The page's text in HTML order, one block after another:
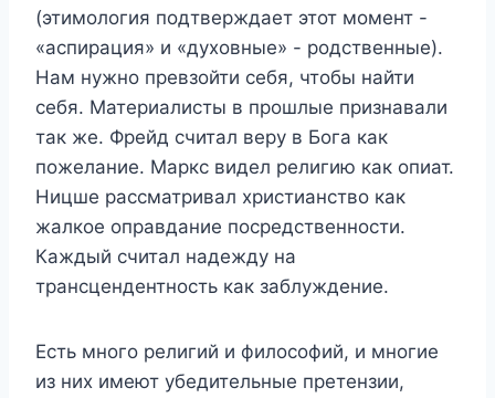
(этимология подтверждает этот момент -
«аспирация» и «духовные» - родственные).
Нам нужно превзойти себя, чтобы найти
себя. Материалисты в прошлые признавали
так же. Фрейд считал веру в Бога как
пожелание. Маркс видел религию как опиат.
Ницше рассматривал христианство как
жалкое оправдание посредственности.
Каждый считал надежду на
трансцендентность как заблуждение.
Есть много религий и философий, и многие
из них имеют убедительные претензии,